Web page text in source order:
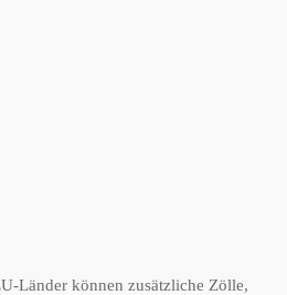
Länder können zusätzliche Zölle,